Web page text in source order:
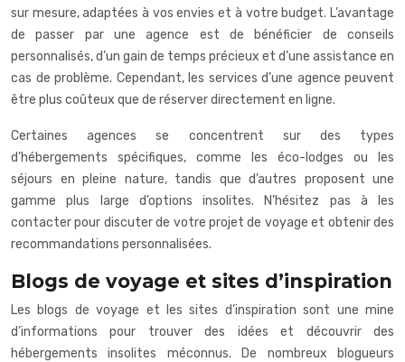
sur mesure, adaptées à vos envies et à votre budget. L’avantage
de passer par une agence est de bénéficier de conseils
personnalisés, d’un gain de temps précieux et d’une assistance en
cas de problème. Cependant, les services d’une agence peuvent
être plus coûteux que de réserver directement en ligne.
Certaines agences se concentrent sur des types
d’hébergements spécifiques, comme les éco-lodges ou les
séjours en pleine nature, tandis que d’autres proposent une
gamme plus large d’options insolites. N’hésitez pas à les
contacter pour discuter de votre projet de voyage et obtenir des
recommandations personnalisées.
Blogs de voyage et sites d’inspiration
Les blogs de voyage et les sites d’inspiration sont une mine
d’informations pour trouver des idées et découvrir des
hébergements insolites méconnus. De nombreux blogueurs